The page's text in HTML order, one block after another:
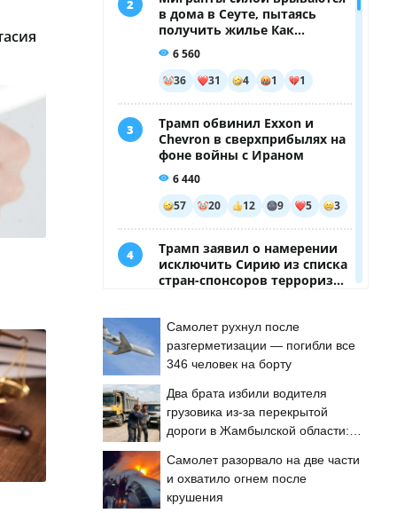
Самолет рухнул после
разгерметизации — погибли все
346 человек на борту
Два брата избили водителя
грузовика из-за перекрытой
дороги в Жамбылской области:
Самолет разорвало на две части
и охватило огнем после
крушения